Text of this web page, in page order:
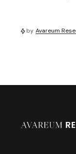
by Avareum